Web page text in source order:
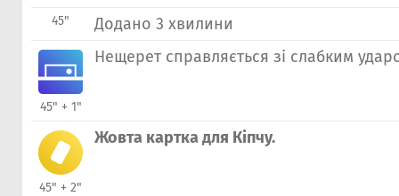
45" Додано 3 хвилини
45" + 1"
Нещерет справляється зі слабким
45" + 2"
Жовта картка для Кіпчу.